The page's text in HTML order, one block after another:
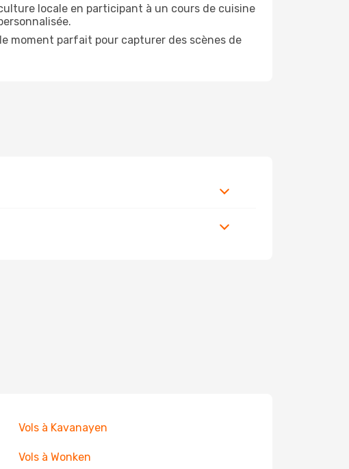
locale en participant à un cours de cuisine
moment parfait pour capturer des scènes de
Vols à Kavanayen
Vols à Wonken